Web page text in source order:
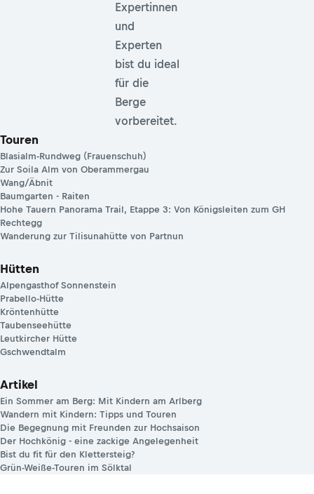
Expertinnen
und
Experten
bist du ideal
für die
Berge
vorbereitet.
Touren
Blasialm-Rundweg (Frauenschuh)
Zur Soila Alm von Oberammergau
Wang/Äbnit
Baumgarten - Raiten
Hohe Tauern Panorama Trail, Etappe 3: Von Königsleiten zum GH
Rechtegg
Wanderung zur Tilisunahütte von Partnun
Hütten
Alpengasthof Sonnenstein
Prabello-Hütte
Kröntenhütte
Taubenseehütte
Leutkircher Hütte
Gschwendtalm
Artikel
Ein Sommer am Berg: Mit Kindern am Arlberg
Wandern mit Kindern: Tipps und Touren
Die Begegnung mit Freunden zur Hochsaison
Der Hochkönig - eine zackige Angelegenheit
Bist du fit für den Klettersteig?
Grün-Weiße-Touren im Sölktal